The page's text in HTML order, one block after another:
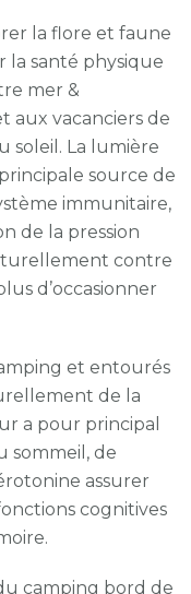
la flore et faune
la santé physique
mer &
aux vacanciers de
soleil. La lumière
source de
immunitaire,
de la pression
contre
d’occasionner
et entourés
de la
a pour principal
sommeil, de
assurer
cognitives
camping bord de